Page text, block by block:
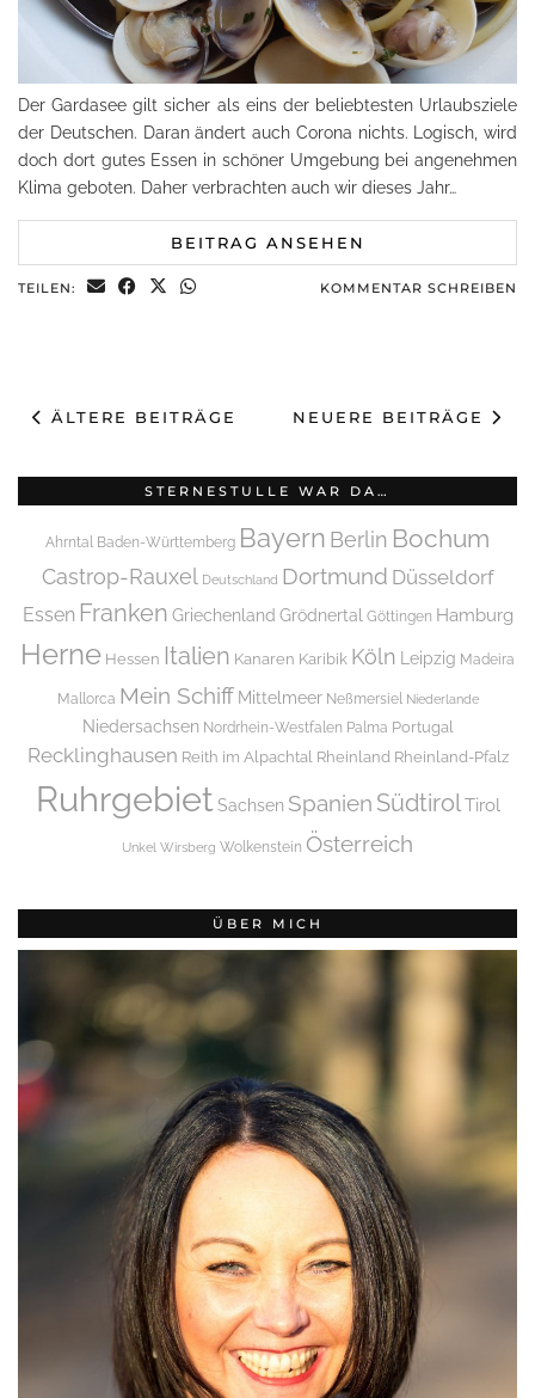
Der Gardasee gilt sicher als eins der beliebtesten Urlaubsziele
der Deutschen. Daran ändert auch Corona nichts. Logisch, wird
doch dort gutes Essen in schöner Umgebung bei angenehmen
Klima geboten. Daher verbrachten auch wir dieses Jahr…
BEITRAG ANSEHEN
TEILEN: KOMMENTAR SCHREIBEN
ÄLTERE BEITRÄGE NEUERE BEITRÄGE
STERNESTULLE WAR DA…
Ahrntal Baden-Württemberg Bayern Berlin Bochum
Castrop-Rauxel Deutschland Dortmund Düsseldorf
Essen Franken Griechenland Grödnertal Göttingen Hamburg
Herne Hessen Italien Kanaren Karibik Köln Leipzig Madeira
Mallorca Mein Schiff Mittelmeer Neßmersiel Niederlande
Niedersachsen Nordrhein-Westfalen Palma Portugal
Recklinghausen Reith im Alpachtal Rheinland Rheinland-Pfalz
Ruhrgebiet Sachsen Spanien SüdtirolTirol
Unkel Wirsberg Wolkenstein Österreich
ÜBER MICH